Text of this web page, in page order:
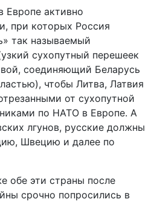
Европе активно
при которых Россия
так называемый
сухопутный перешеек
соединяющий Беларусь
чтобы Литва, Латвия
от сухопутной
по НАТО в Европе. А
лгунов, русские должны
Швецию и далее по
обе эти страны после
срочно попросились в